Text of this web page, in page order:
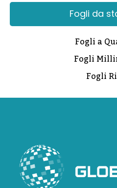
Fogli da
Fogli a
Fogli
Fogli